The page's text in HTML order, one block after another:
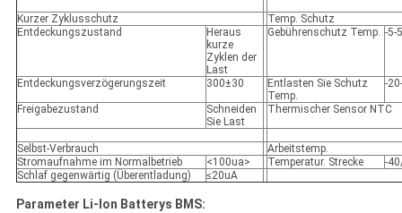
Kurzer Zyklusschutz
Temp. Schutz
Entdeckungszustand
Heraus
kurze
Zyklen der
Last
Gebührenschutz Temp. -5-
Entdeckungsverzögerungszeit 300±30
Entlasten Sie Schutz
Temp.
-
Freigabezustand
Schneiden
Sie Last
Thermischer Sensor NTC
Selbst-Verbrauch
Arbeitstemp.
Stromaufnahme im Normalbetrieb
<100ua> Temperatur. Strecke
-
Schlaf gegenwärtig (Überentladung)
≤20uA
Parameter Li-Ion Batterys BMS: